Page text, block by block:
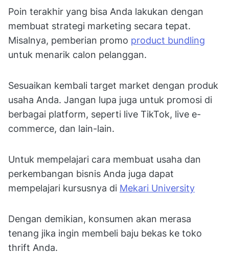
Poin terakhir yang bisa Anda lakukan dengan
membuat strategi marketing secara tepat.
Misalnya, pemberian promo product bundling
untuk menarik calon pelanggan.
Sesuaikan kembali target market dengan produk
usaha Anda. Jangan lupa juga untuk promosi di
berbagai platform, seperti live TikTok, live e-
commerce, dan lain-lain.
Untuk mempelajari cara membuat usaha dan
perkembangan bisnis Anda juga dapat
mempelajari kursusnya di Mekari University
Dengan demikian, konsumen akan merasa
tenang jika ingin membeli baju bekas ke toko
thrift Anda.